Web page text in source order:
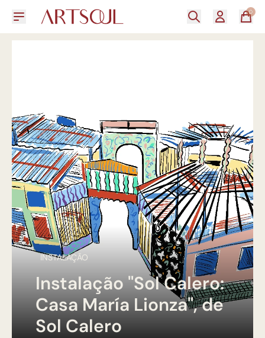
0
INSTALAÇÃO
Instalação "Sol Calero:
Casa María Lionza", de
Sol Calero